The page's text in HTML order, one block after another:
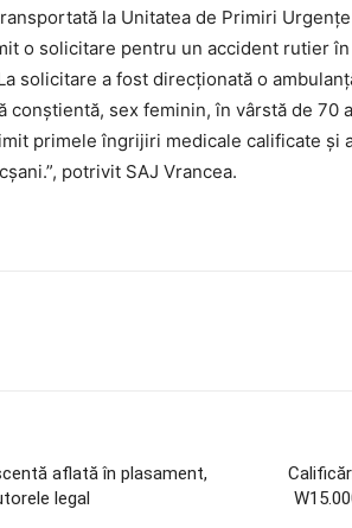
la Unitatea de Primiri
o solicitare pentru un accident rutier
solicitare a fost direcționată o
conștientă, sex feminin, în vârstă de 70
primele îngrijiri medicale calificate și
potrivit SAJ Vrancea.
aflată în plasament,
legal